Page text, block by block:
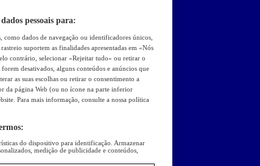
pessoais para:
como dados de navegação ou identificadores únicos,
suportem as finalidades apresentadas em «Nós
contrário, selecionar «Rejeitar tudo» ou retirar o
forem desativados, alguns conteúdos e anúncios que
as suas escolhas ou retirar o consentimento a
da página Web (ou no ícone na parte inferior
Para mais informação, consulte a nossa política
do dispositivo para identificação. Armazenar
medição de publicidade e conteúdos,